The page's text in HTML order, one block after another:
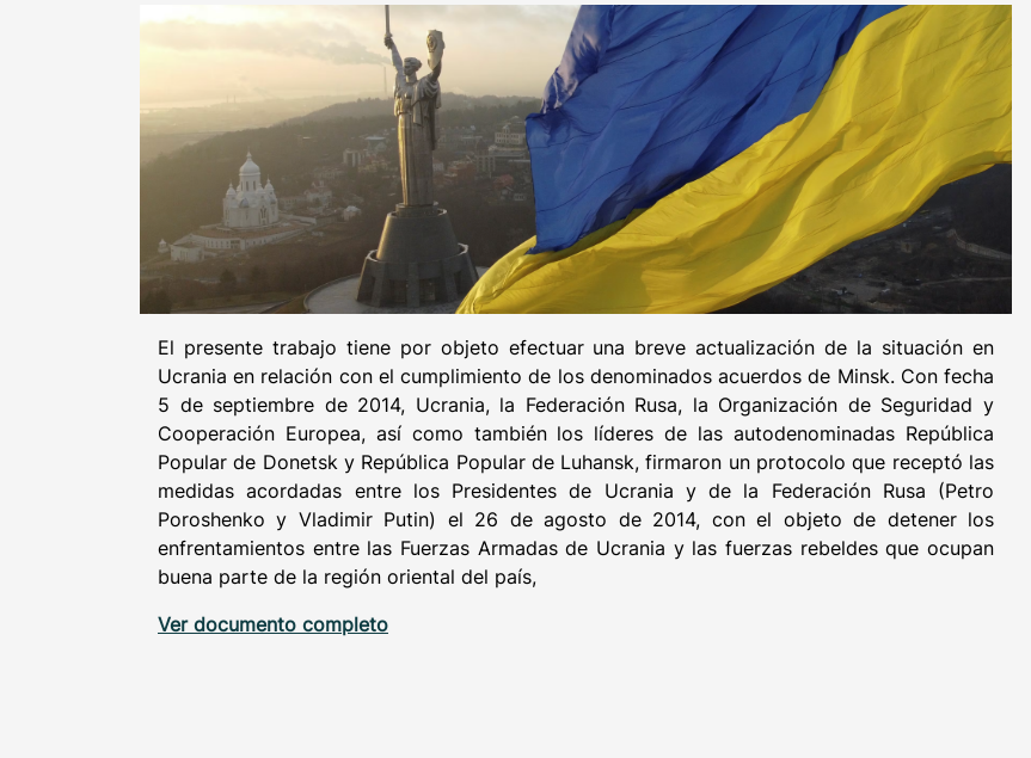
El presente trabajo tiene por objeto efectuar una breve actualización de la situación en
Ucrania en relación con el cumplimiento de los denominados acuerdos de Minsk. Con fecha
5 de septiembre de 2014, Ucrania, la Federación Rusa, la Organización de Seguridad y
Cooperación Europea, así como también los líderes de las autodenominadas República
Popular de Donetsk y República Popular de Luhansk, firmaron un protocolo que receptó las
medidas acordadas entre los Presidentes de Ucrania y de la Federación Rusa (Petro
Poroshenko y Vladimir Putin) el 26 de agosto de 2014, con el objeto de detener los
enfrentamientos entre las Fuerzas Armadas de Ucrania y las fuerzas rebeldes que ocupan
buena parte de la región oriental del país,
Ver documento completo